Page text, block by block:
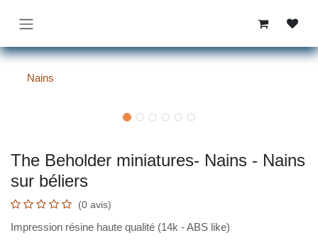
Nains
The Beholder miniatures- Nains -
Nains sur béliers
(0 avis)
Impression résine haute qualité (14k - ABS like)